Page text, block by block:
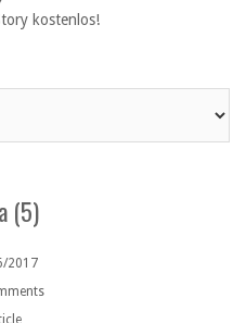
kostenlos!
(5)
2017